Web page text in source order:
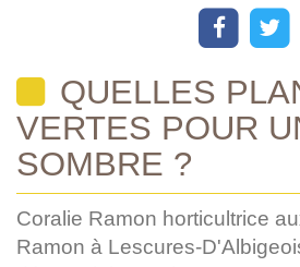
QUELLES
VERTES POUR
SOMBRE ?
Coralie Ramon horticultrice
Ramon à Lescures-